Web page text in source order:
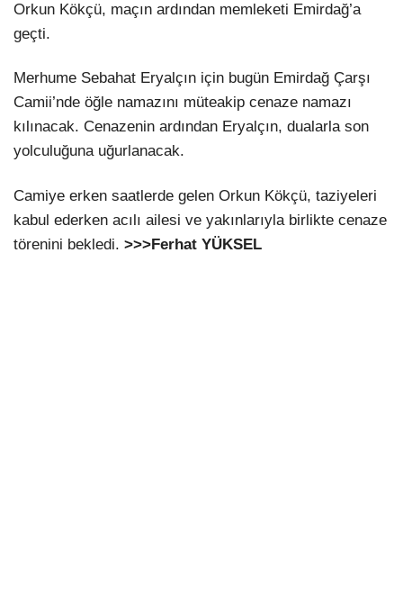
Orkun Kökçü, maçın ardından memleketi Emirdağ’a
geçti.
Merhume Sebahat Eryalçın için bugün Emirdağ Çarşı
Camii’nde öğle namazını müteakip cenaze namazı
kılınacak. Cenazenin ardından Eryalçın, dualarla son
yolculuğuna uğurlanacak.
Camiye erken saatlerde gelen Orkun Kökçü, taziyeleri
kabul ederken acılı ailesi ve yakınlarıyla birlikte cenaze
törenini bekledi. >>>Ferhat YÜKSEL